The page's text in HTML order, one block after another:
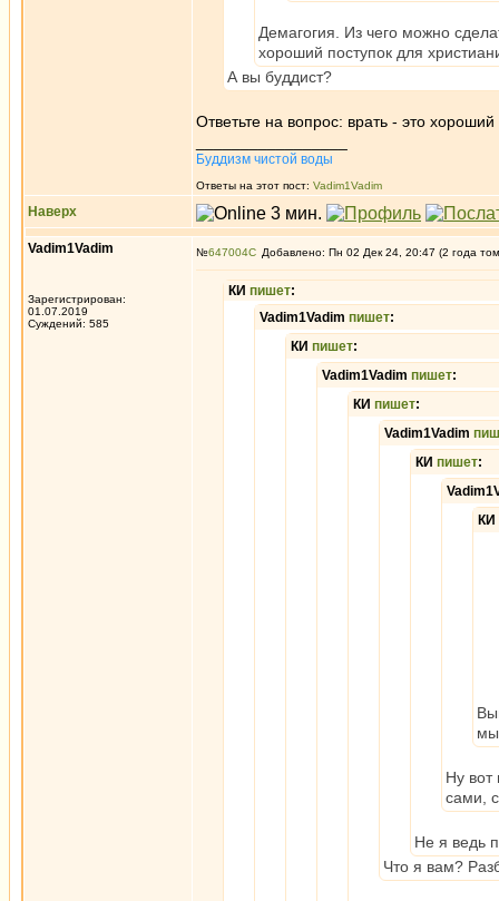
Демагогия. Из чего можно
хороший поступок для
А вы буддист?
Ответьте на вопрос: врать - это
Буддизм чистой воды
Ответы на этот пост: Vadim1Vadim
Наверх
Vadim1Vadim
Зарегистрирован:
01.07.2019
Суждений: 585
№647004 Добавлено: Пн 02 Дек 24, 20:47 (2 года
КИ пишет:
Vadim1Vadim пишет:
КИ пишет:
Vadim1Vadim пишет:
КИ пишет:
Vadim1Vadim
КИ пишет:
КИ
Ну вот
сами,
Не я ведь
Что я вам?